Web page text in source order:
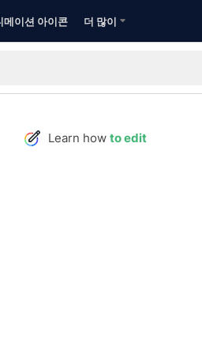
메이션 아이콘 더 많이
Learn how to edit